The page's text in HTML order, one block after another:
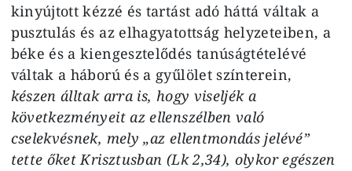
kinyújtott kézzé és tartást adó háttá váltak a
pusztulás és az elhagyatottság helyzeteiben, a
béke és a kiengesztelődés tanúságtételévé
váltak a háború és a gyűlölet színterein,
készen álltak arra is, hogy viseljék a
következményeit az ellenszélben való
cselekvésnek, mely „az ellentmondás jelévé”
tette őket Krisztusban (Lk 2,34), olykor egészen